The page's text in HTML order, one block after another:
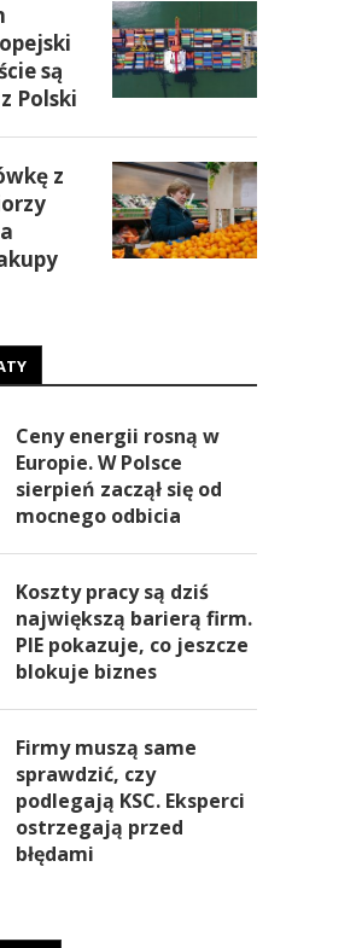
są
Polski
z
Ceny energii rosną w
Europie. W Polsce
sierpień zaczął się od
mocnego odbicia
Koszty pracy są dziś
największą barierą firm.
PIE pokazuje, co jeszcze
blokuje biznes
Firmy muszą same
sprawdzić, czy
podlegają KSC. Eksperci
ostrzegają przed
błędami